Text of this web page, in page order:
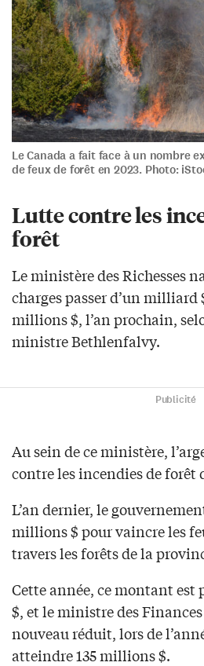
Le Canada a fait face à un nombre
de feux de forêt en 2023. Photo:
Lutte contre les
forêt
Le ministère des Richesses
charges passer d’un milliard
millions $, l’an prochain,
ministre Bethlenfalvy.
Publicité
Au sein de ce ministère,
contre les incendies de forêt
L’an dernier, le
millions $ pour vaincre les
travers les forêts de la
Cette année, ce montant est
$, et le ministre des
nouveau réduit, lors de
atteindre 135 millions $.